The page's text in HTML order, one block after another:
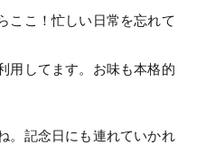
ここ！忙しい日常を忘れて
用してます。お味も本格的
。記念日にも連れていかれ